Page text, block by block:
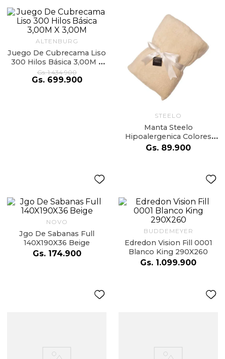
ALTENBURG
Juego De Cubrecama Liso
300 Hilos Básica 3,00M X
3,00M
Gs. 1.434.900
Gs. 699.900
STEELO
Manta Steelo
Hipoalergenica Colores
surtidos
Gs. 89.900
NOVO
Jgo De Sabanas Full
140X190X36 Beige
Gs. 174.900
BUDDEMEYER
Edredon Vision Fill 0001
Blanco King 290X260
Gs. 1 .099.900
9.
almohada
toalla